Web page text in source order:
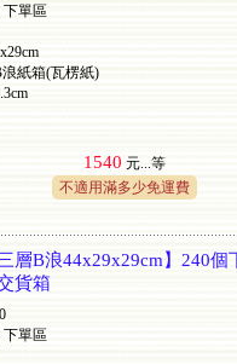
下單區
紙箱(瓦楞紙)
1540 元...等
不適用滿多少免運費
層B浪44x29x29cm】240個
貨箱
下單區